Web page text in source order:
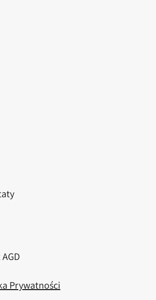
Prywatności